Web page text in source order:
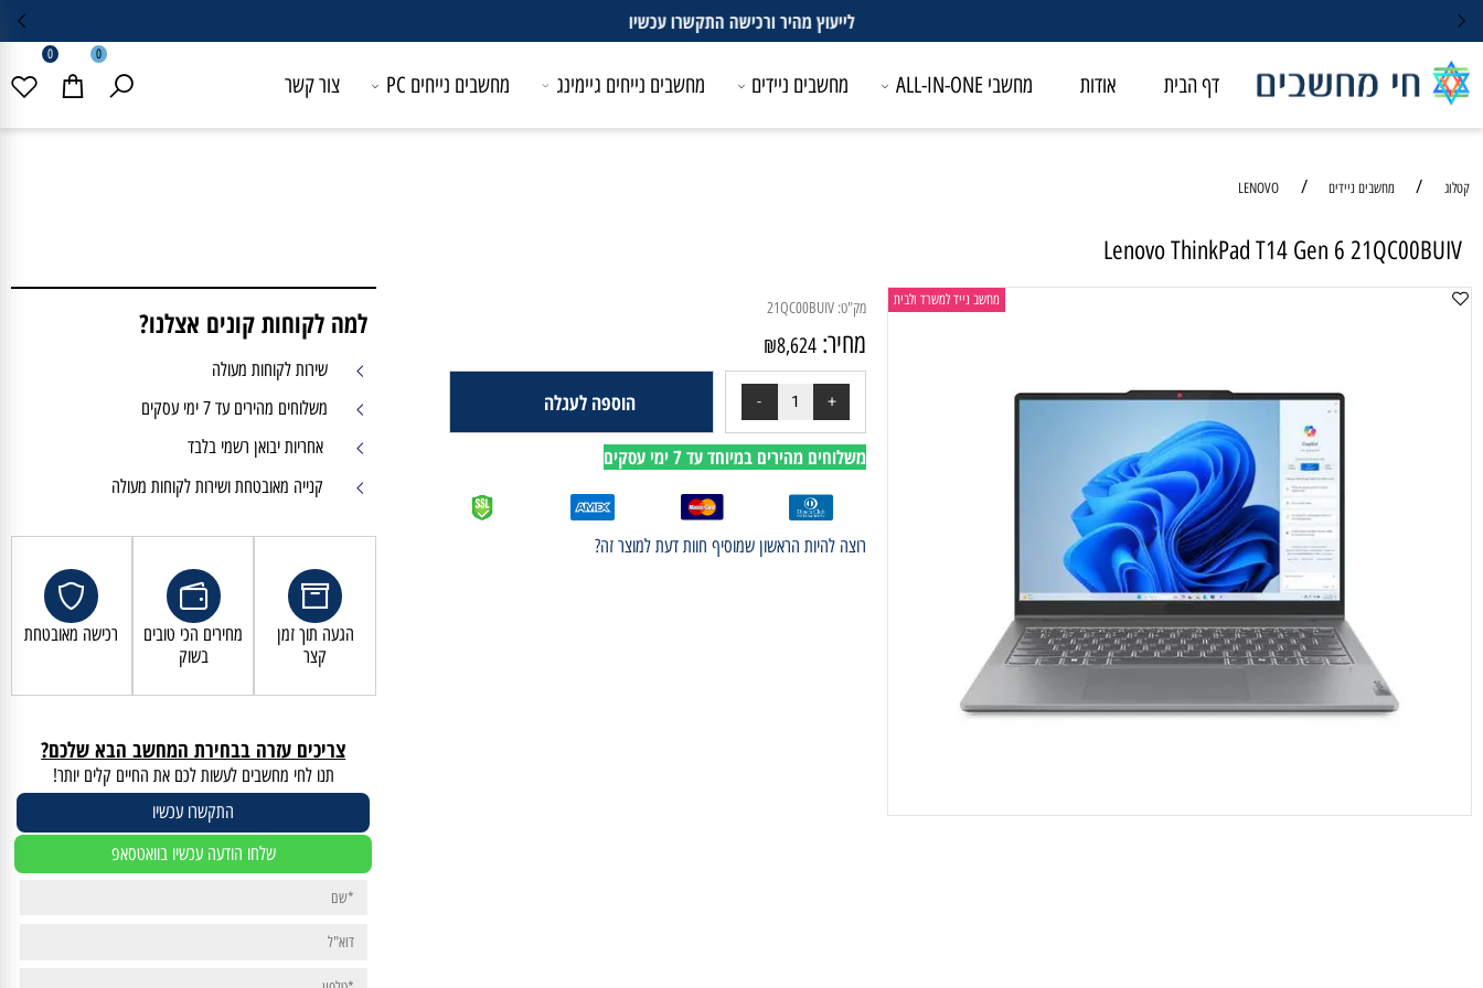
לייעוץ מהיר ורכישה התקשרו עכשיו
0 0
דף הבית מחשבי ALL-IN-ONE מחשבים ניידים מחשבים נייחים גיימינג מחשבים נייחים PC צור קשר
מחשבים ניידים /
LENOVO
Lenovo ThinkPad T14 Gen 6
מחשב נייד למשרד ולבית 21QC00BUIV
מחיר: ₪ 8,624
הוספה לעגלה
משלוחים מהירים במיוחד עד 7 ימי עסקים
למה לקוחות קונים אצלנו?
שירות לקוחות מעולה
אחריות יבואן רשמי בלבד
הגעה תוך זמן מחירים הכי טובים
צריכים עזרה בבחירת המחשב הבא שלכם?
תנו לחי מחשבים לעשות לכם את החיים קלים יותר!
התקשרו עכשיו